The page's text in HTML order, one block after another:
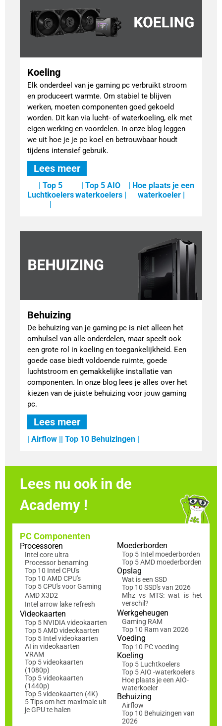
Koeling
Elk onderdeel van je gaming pc verbruikt stroom
en produceert warmte. Om stabiel te blijven
werken, moeten componenten goed gekoeld
worden. Dit kan via lucht- of waterkoeling, elk met
eigen werking en voordelen. In onze blog leggen
we uit hoe je je pc koel en betrouwbaar houdt
tijdens intensief gebruik.
Lees meer
| Top 5
Luchtkoelers
| Top 5 AIO
waterkoelers |
| Hoe plaats je een
waterkoeler |
Behuizing
De behuizing van je gaming pc is niet alleen het
omhulsel van alle onderdelen, maar speelt ook
een grote rol in koeling en toegankelijkheid. Een
goede case biedt voldoende ruimte, goede
luchtstroom en gemakkelijke installatie van
componenten. In onze blog lees je alles over het
kiezen van de juiste behuizing voor jouw gaming
pc.
Lees meer
| Airflow | | Top 10 Behuizingen |
Lees nu ook in de
Academy !
PC Componenten
Processoren
Intel core ultra
Processor benaming
Top 10 Intel CPU's
Top 10 AMD CPU's
Top 5 CPU's voor Gaming
AMD X3D2
Intel arrow lake refresh
Videokaarten
Top 5 NVIDIA videokaarten
Top 5 AMD videokaarten
Top 5 Intel videokaarten
AI in videokaarten
VRAM
Top 5 videokaarten
(1080p)
Top 5 videokaarten
(1440p)
Top 5 videokaarten (4K)
5 Tips om het maximale uit
je GPU te halen
Moederborden
Top 5 Intel moederborden
Top 5 AMD moederborden
Opslag
Wat is een SSD
Top 10 SSD's van 2026
Mhz vs MTS: wat is het
verschil?
Werkgeheugen
Gaming RAM
Top 10 Ram van 2026
Voeding
Top 10 PC voeding
Koeling
Top 5 Luchtkoelers
Top 5 AIO -waterkoelers
Hoe plaats je een AIO-
waterkoeler
Behuizing
Airflow
Top 10 Behuizingen van
2026